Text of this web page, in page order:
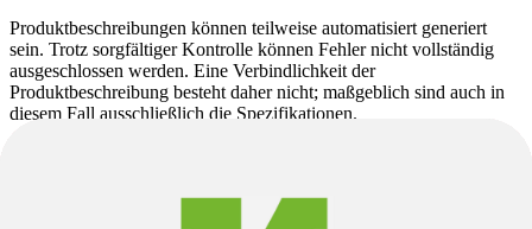
Produktbeschreibungen können teilweise automatisiert generiert
sein. Trotz sorgfältiger Kontrolle können Fehler nicht vollständig
ausgeschlossen werden. Eine Verbindlichkeit der
Produktbeschreibung besteht daher nicht; maßgeblich sind auch in
diesem Fall ausschließlich die Spezifikationen.